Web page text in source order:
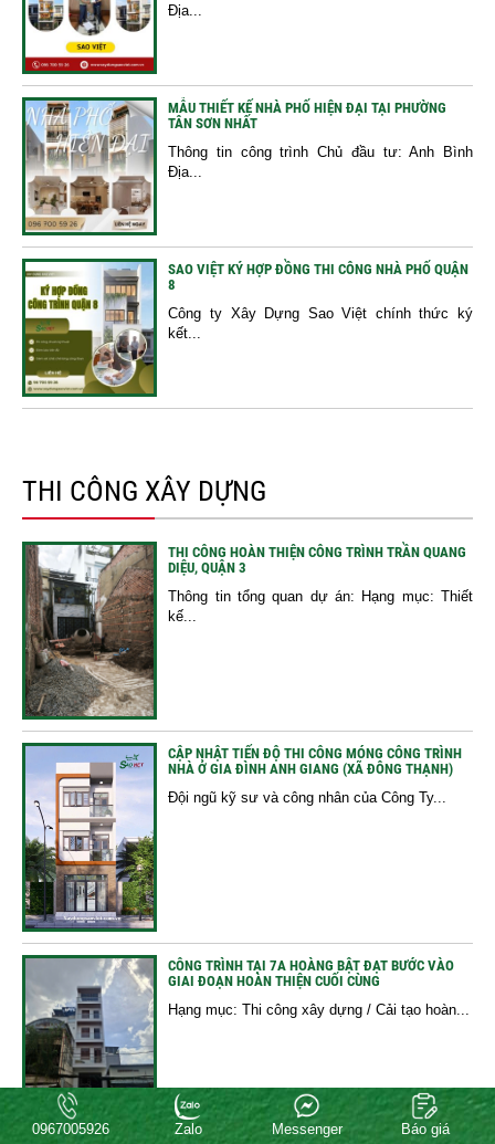
Địa...
MẪU THIẾT KẾ NHÀ PHỐ HIỆN ĐẠI TẠI PHƯỜNG
TÂN SƠN NHẤT
Thông tin công trình Chủ đầu tư: Anh Bình
Địa...
SAO VIỆT KÝ HỢP ĐỒNG THI CÔNG NHÀ PHỐ QUẬN
8
Công ty Xây Dựng Sao Việt chính thức ký
kết...
THI CÔNG XÂY DỰNG
THI CÔNG HOÀN THIỆN CÔNG TRÌNH TRẦN QUANG
DIỆU, QUẬN 3
Thông tin tổng quan dự án: Hạng mục: Thiết
kế...
CẬP NHẬT TIẾN ĐỘ THI CÔNG MÓNG CÔNG TRÌNH
NHÀ Ở GIA ĐÌNH ANH GIANG (XÃ ĐÔNG THẠNH)
Đội ngũ kỹ sư và công nhân của Công Ty...
CÔNG TRÌNH TẠI 7A HOÀNG BẬT ĐẠT BƯỚC VÀO
GIAI ĐOẠN HOÀN THIỆN CUỐI CÙNG
Hạng mục: Thi công xây dựng / Cải tạo hoàn...
0967005926 Zalo Messenger Báo giá